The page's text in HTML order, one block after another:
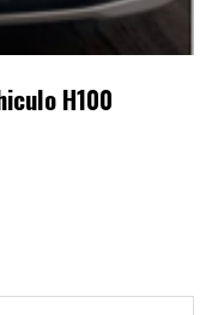
H100